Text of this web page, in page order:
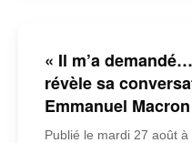
« Il m’a
révèle sa
Emmanuel
Publié le mardi 27 août à